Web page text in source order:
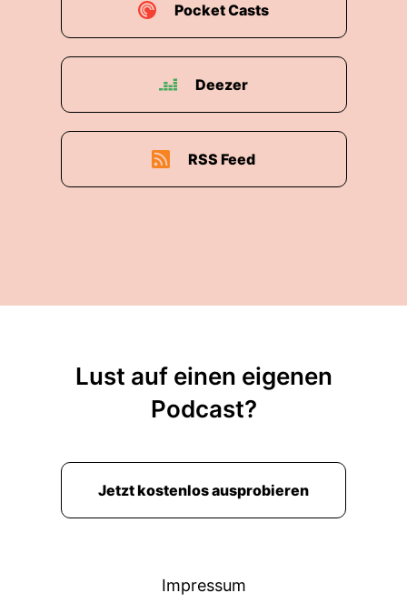
Pocket Casts
Deezer
RSS Feed
Lust auf einen eigenen
Podcast?
Jetzt kostenlos ausprobieren
Impressum